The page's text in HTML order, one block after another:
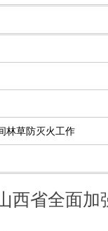
林草防灭火工作
西省全面加